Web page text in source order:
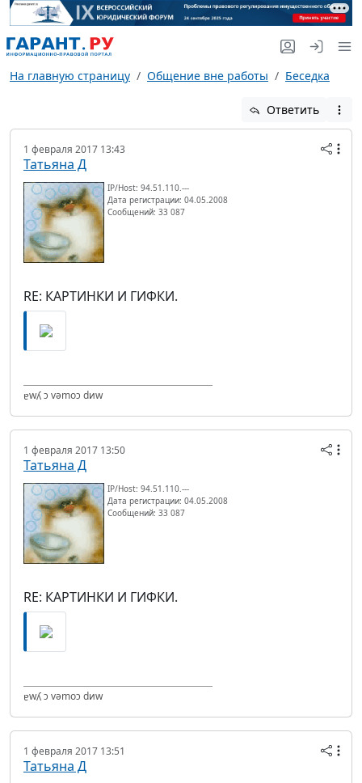
На главную страницу Общение вне работы Беседка
Ответить
1 февраля 2017 13:43
Татьяна Д
IP/Host: 94.51.110.---
Дата регистрации: 04.05.2008
Сообщений: 33 087
RE: КАРТИНКИ И ГИФКИ.
ɐwʎ ɔ vǝmоɔ dиw
1 февраля 2017 13:50
Татьяна Д
IP/Host: 94.51.110.---
Дата регистрации: 04.05.2008
Сообщений: 33 087
RE: КАРТИНКИ И ГИФКИ.
ɐwʎ ɔ vǝmоɔ dиw
1 февраля 2017 13:51
Татьяна Д